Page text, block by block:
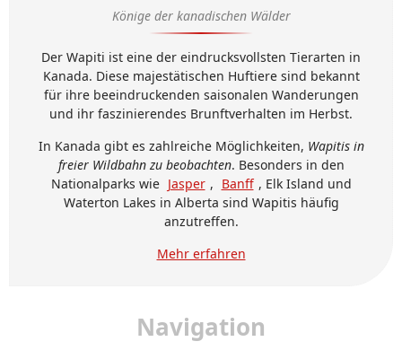
Könige der kanadischen Wälder
Der Wapiti ist eine der eindrucksvollsten Tierarten in
Kanada. Diese majestätischen Huftiere sind bekannt
für ihre beeindruckenden saisonalen Wanderungen
und ihr faszinierendes Brunftverhalten im Herbst.
In Kanada gibt es zahlreiche Möglichkeiten, Wapitis in
freier Wildbahn zu beobachten. Besonders in den
Nationalparks wie Jasper , Banff , Elk Island und
Waterton Lakes in Alberta sind Wapitis häufig
anzutreffen.
Mehr erfahren
Navigation